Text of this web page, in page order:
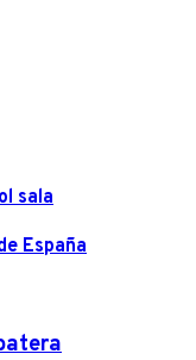
sala
España